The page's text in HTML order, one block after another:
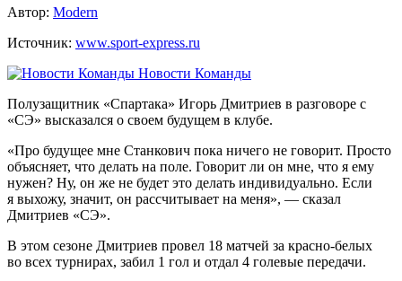
Автор: Modern
Источник: www.sport-express.ru
Новости Команды
Полузащитник «Спартака» Игорь Дмитриев в разговоре с
«СЭ» высказался о своем будущем в клубе.
«Про будущее мне Станкович пока ничего не говорит. Просто
объясняет, что делать на поле. Говорит ли он мне, что я ему
нужен? Ну, он же не будет это делать индивидуально. Если
я выхожу, значит, он рассчитывает на меня», — сказал
Дмитриев «СЭ».
В этом сезоне Дмитриев провел 18 матчей за красно-белых
во всех турнирах, забил 1 гол и отдал 4 голевые передачи.